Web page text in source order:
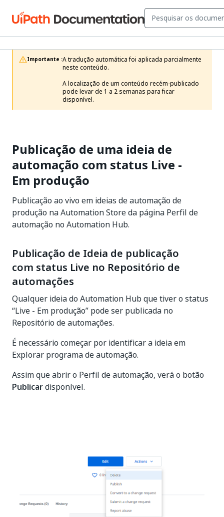
Importante :A tradução automática foi aplicada parcialmente
neste conteúdo.
A localização de um conteúdo recém-publicado
pode levar de 1 a 2 semanas para ficar
disponível.
Publicação de uma ideia de
automação com status Live -
Em produção
Publicação ao vivo em ideias de automação de
produção na Automation Store da página Perfil de
automação no Automation Hub.
Publicação de Ideia de publicação
com status Live no Repositório de
automações
Qualquer ideia do Automation Hub que tiver o status
“Live - Em produção” pode ser publicada no
Repositório de automações.
É necessário começar por identificar a ideia em
Explorar programa de automação.
Assim que abrir o Perfil de automação, verá o botão
Publicardisponível.